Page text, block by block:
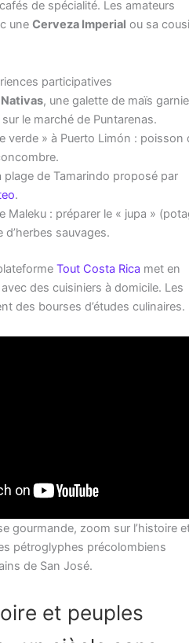
de spécialité. Les amateurs
une Cerveza Imperial ou sa
participatives
Nativas, une galette de maïs
le marché de Puntarenas.
verde » à Puerto Limón : poisson
plage de Tamarindo proposé par
.
Maleku : préparer le « jupa »
sauvages.
Tout Costa Rica met en
des cuisiniers à domicile. Les
des bourses d’études culinaires.
gourmande, zoom sur l’histoire
pétroglyphes précolombiens
de San José.
et peuples